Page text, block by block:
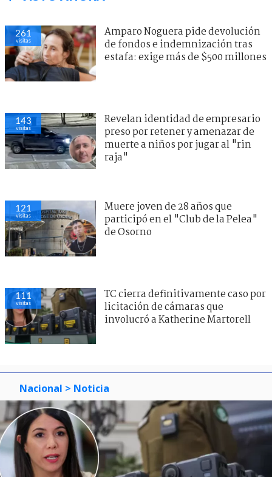
261
visitas
Amparo Noguera pide devolución
de fondos e indemnización tras
estafa: exige más de $500 millones
143
visitas
Revelan identidad de empresario
preso por retener y amenazar de
muerte a niños por jugar al "rin
raja"
121
visitas
Muere joven de 28 años que
participó en el "Club de la Pelea"
de Osorno
111
visitas
TC cierra definitivamente caso por
licitación de cámaras que
involucró a Katherine Martorell
Nacional > Noticia